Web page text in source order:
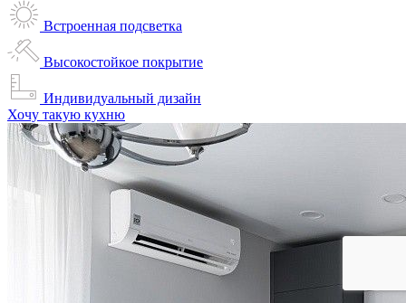
Встроенная подсветка
Высокостойкое покрытие
Индивидуальный дизайн
Хочу такую кухню